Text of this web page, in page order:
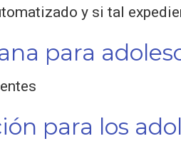
y si tal
para
para los